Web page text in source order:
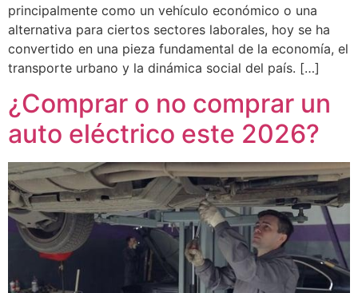
principalmente como un vehículo económico o una
alternativa para ciertos sectores laborales, hoy se ha
convertido en una pieza fundamental de la economía, el
transporte urbano y la dinámica social del país. […]
¿Comprar o no comprar un
auto eléctrico este 2026?